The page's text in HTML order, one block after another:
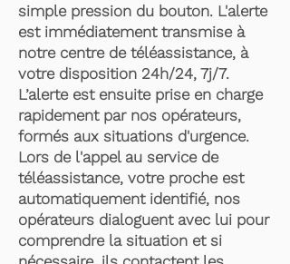
simple pression du bouton. L'alerte
est immédiatement transmise à
notre centre de téléassistance, à
votre disposition 24h/24, 7j/7.
L’alerte est ensuite prise en charge
rapidement par nos opérateurs,
formés aux situations d'urgence.
Lors de l'appel au service de
téléassistance, votre proche est
automatiquement identifié, nos
opérateurs dialoguent avec lui pour
comprendre la situation et si